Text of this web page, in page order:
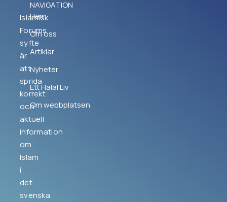
Islamisk
Forums
syfte
är
att
sprida
korrekt
och
aktuell
information
om
Islam
i
det
svenska
NAVIGATION
Hem
Om oss
Artiklar
Nyheter
Ett Halal Liv
Om webbplatsen